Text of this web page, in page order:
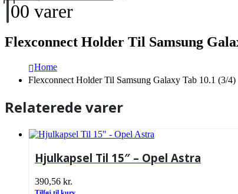
00 varer
Flexconnect Holder Til Samsung
Home
Flexconnect Holder Til Samsung Galaxy Tab 10.1 (3/4)
Relaterede varer
Hjulkapsel Til 15″ – Opel Astra
390,56 kr.